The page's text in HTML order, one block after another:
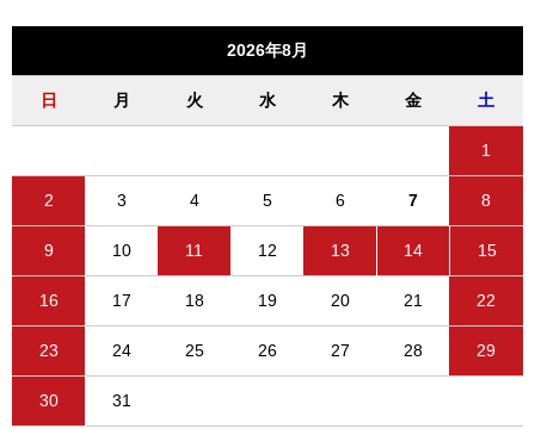
2026年8月
日 月 火 水 木 金 土
1
2 3 4 5 6 7 8
9 10 11 12 13 14 15
16 17 18 19 20 21 22
23 24 25 26 27 28 29
30 31